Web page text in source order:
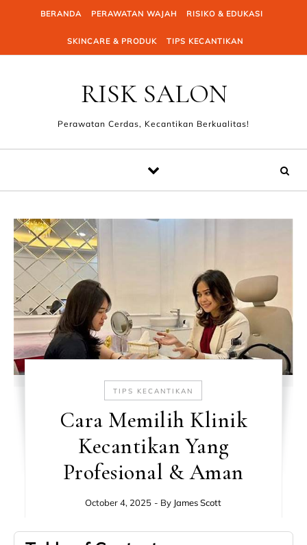
Skip to content
BERANDA PERAWATAN WAJAH RISIKO & EDUKASI
SKINCARE & PRODUK TIPS KECANTIKAN
RISK SALON
Perawatan Cerdas, Kecantikan Berkualitas!
TIPS KECANTIKAN
Cara Memilih Klinik
Kecantikan Yang
Profesional & Aman
October 4, 2025 - By James Scott